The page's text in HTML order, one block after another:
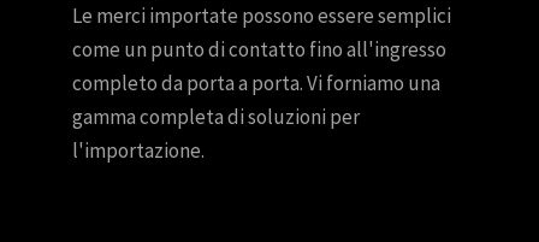
Le merci importate possono essere semplici
come un punto di contatto fino all'ingresso
completo da porta a porta. Vi forniamo una
gamma completa di soluzioni per
l'importazione.